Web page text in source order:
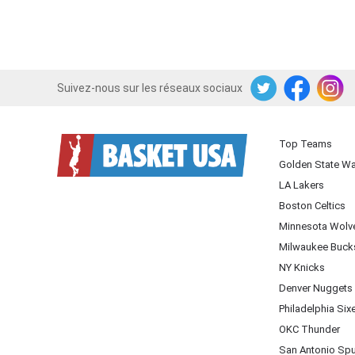
Suivez-nous sur les réseaux sociaux
TwitterFacebookInstagram
Top Teams
Golden State
LA Lakers
Boston Celtics
Minnesota
Milwaukee
NY Knicks
Denver Nuggets
Philadelphia
OKC Thunder
San Antonio